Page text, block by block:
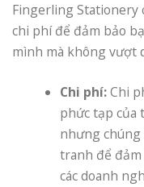
Fingerling Stationery
chi phí để đảm bảo
mình mà không vượt
Chi phí:Chi
phức tạp của
nhưng chúng
tranh để đảm
các doanh